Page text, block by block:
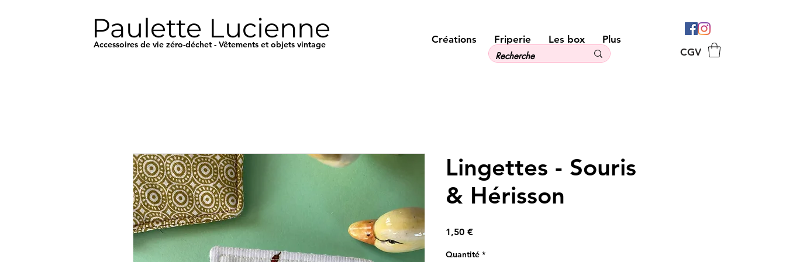
Paulette Lucienne
Accessoires de vie zéro-déchet - Vêtements et objets vintage Créations Friperie Les box
Plus
CGV
Lingettes - Souris
& Hérisson
1,50 €Prix
Quantité *